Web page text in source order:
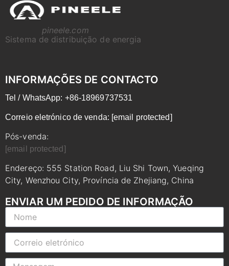
pineele.com
Sistema de distribuição de energia
INFORMAÇÕES DE CONTACTO
Tel / WhatsApp: +86-18969737531
Correio eletrónico de venda: [email protected]
Pós-venda:
[email protected]
Endereço: 555 Station Road, Liu Shi Town, Yueqing
City, Wenzhou City, Província de Zhejiang, China
ENVIAR UM PEDIDO DE INFORMAÇÃO